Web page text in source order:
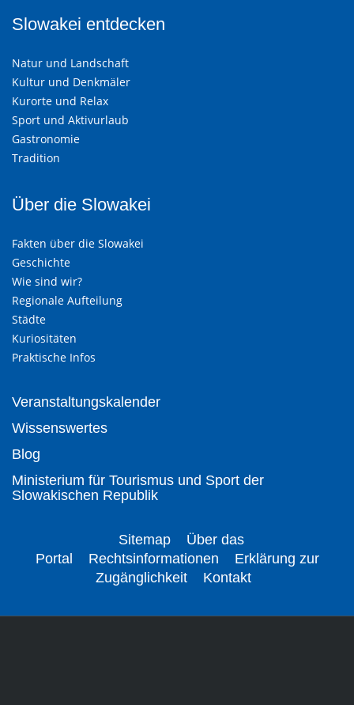
Slowakei entdecken
Natur und Landschaft
Kultur und Denkmäler
Kurorte und Relax
Sport und Aktivurlaub
Gastronomie
Tradition
Über die Slowakei
Fakten über die Slowakei
Geschichte
Wie sind wir?
Regionale Aufteilung
Städte
Kuriositäten
Praktische Infos
Veranstaltungskalender
Wissenswertes
Blog
Ministerium für Tourismus und Sport der
Slowakischen Republik
Sitemap
Über das
Portal
Rechtsinformationen
Erklärung zur
Zugänglichkeit
Kontakt